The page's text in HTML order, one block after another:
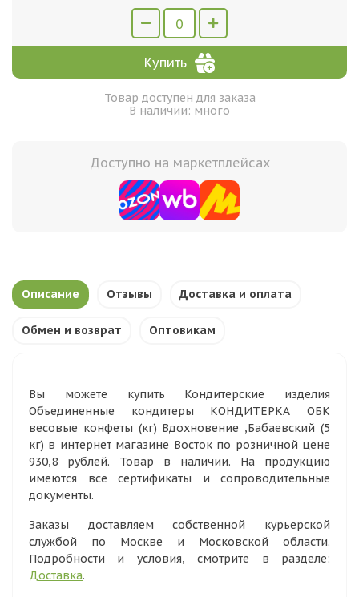
Купить
Товар доступен для заказа
В наличии: много
Доступно на маркетплейсах
Описание Отзывы Доставка и оплата
Обмен и возврат Оптовикам
Вы можете купить Кондитерские изделия
Объединенные кондитеры КОНДИТЕРКА ОБК
весовые конфеты (кг) Вдохновение ,Бабаевский (5
кг) в интернет магазине Восток по розничной цене
930,8 рублей. Товар в наличии. На продукцию
имеются все сертификаты и сопроводительные
документы.
Заказы доставляем собственной курьерской
службой по Москве и Московской области.
Подробности и условия, смотрите в разделе:
Доставка.